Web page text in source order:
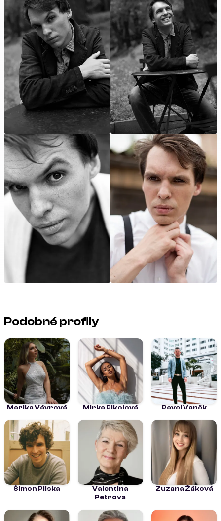
Podobné profily
Marika Vávrová Mirka Pikolová Pavel Vaněk
Šimon Pliska
Valentina
Petrova
Zuzana Žáková